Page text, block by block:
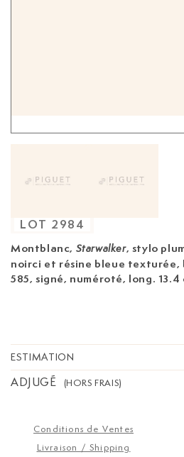
Montblanc, Starwalker, stylo
noirci et résine bleue texturée,
585, signé, numéroté, long. 13.4
LOT 2984
ESTIMATION
ADJUGÉ (HORS FRAIS)
Conditions de Ventes
Livraison / Shipping